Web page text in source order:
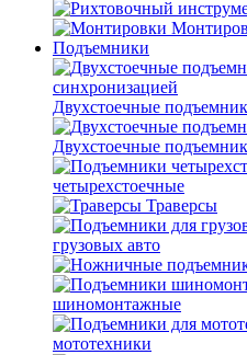
Подъемники
Двухстоечные
Двухстоечные
четырехстоечные
Траверсы
грузовых авто
шиномонтажные
мототехники